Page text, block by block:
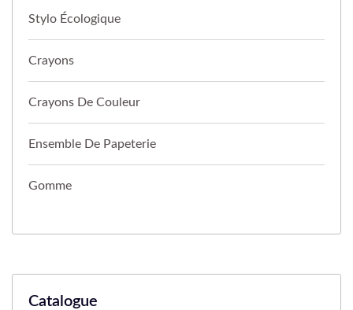
Stylo Écologique
Crayons
Crayons De Couleur
Ensemble De Papeterie
Gomme
Catalogue